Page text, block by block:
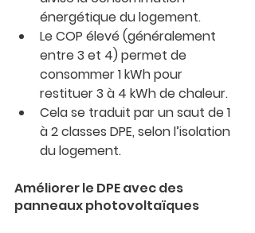
énergétique du logement.
Le COP élevé (généralement
entre 3 et 4) permet de
consommer 1 kWh pour
restituer 3 à 4 kWh de chaleur.
Cela se traduit par un saut de 1
à 2 classes DPE, selon l’isolation
du logement.
Améliorer le DPE avec des
panneaux photovoltaïques